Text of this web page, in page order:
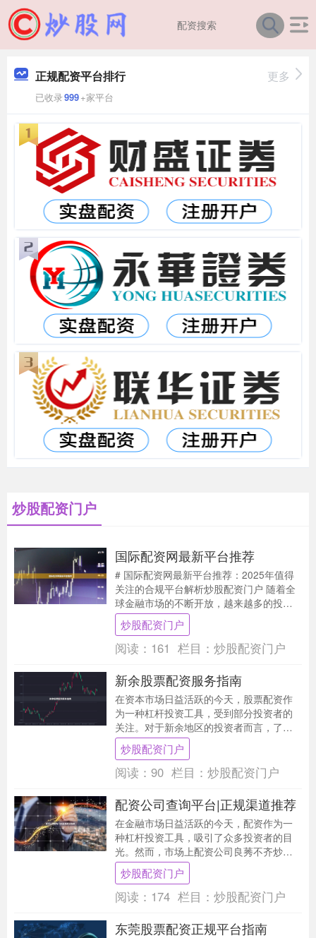
正规配资平台排行
已收录999+家平台
更多
炒股配资门户
国际配资网最新平台推荐
# 国际配资网最新平台推荐：2025年值得
关注的合规平台解析炒股配资门户 随着全
球金融市场的不断开放，越来越多的投资
者开始关注国际配资渠道。配资作为一种
杠杆投资....
炒股配资门户
阅读： 161 栏目： 炒股配资门户
新余股票配资服务指南
在资本市场日益活跃的今天，股票配资作
为一种杠杆投资工具，受到部分投资者的
关注。对于新余地区的投资者而言，了解
股票配资的服务流程、合规要求及潜在风
险，是保障自身权....
炒股配资门户
阅读： 90 栏目： 炒股配资门户
配资公司查询平台|正规渠道推荐
在金融市场日益活跃的今天，配资作为一
种杠杆投资工具，吸引了众多投资者的目
光。然而，市场上配资公司良莠不齐炒股
配资门户，如何选择正规、安全的配资平
台成为投资者的首....
炒股配资门户
阅读： 174 栏目： 炒股配资门户
东莞股票配资正规平台指南